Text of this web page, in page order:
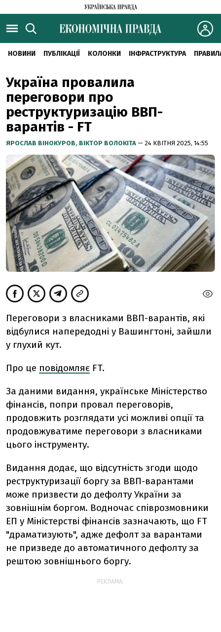
НОВИНИ ПУБЛІКАЦІЇ КОЛОНКИ ІНФРАСТРУКТУРА
Україна провалила
переговори про
реструктуризацію ВВП-
варантів - FT
ЯРОСЛАВ ВІНОКУРОВ, ВІКТОР ВОЛОКІТА — 24 КВІТНЯ 2025, 14:55
Переговори з власниками ВВП-варантів, які
відбулися напередодні у Вашингтоні, зайшли
у глухий кут.
Про це повідомляє FT.
За даними видання, українське Міністерство
фінансів, попри провал переговорів,
продовжить розглядати усі можливі опції та
продовжуватиме переговори з власниками
цього інструменту.
Видання додає, що відсутність згоди щодо
реструктуризації боргу за ВВП-варантами
може призвести до дефолту України за
зовнішнім боргом. Водночас співрозмовники
ЕП у Міністерстві фінансів зазначають, що FT
"драматизують", адже дефолт за варантами
не призведе до автоматичного дефолту за
рештою зовнішнього боргу.
РЕКЛАМА: